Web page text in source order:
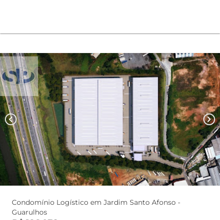
chevron_left chevron_right
Condomínio Logístico em Jardim Santo Afonso -
Guarulhos